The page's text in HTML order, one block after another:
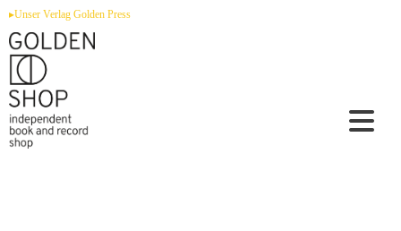
Zum
springen
▸Unser Verlag Golden Press